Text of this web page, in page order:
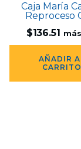
Caja María
Reproceso
$136.51
AÑADIR
CARRITO